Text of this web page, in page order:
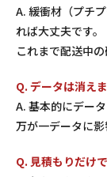
A. 緩衝材（プチ
れば大丈夫です。
これまで配送中
Q. データは消え
A. 基本的にデー
万が一データに影
Q. 見積もりだけ